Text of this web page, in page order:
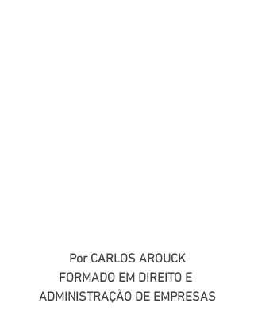
Por CARLOS AROUCK
FORMADO EM DIREITO E
ADMINISTRAÇÃO DE EMPRESAS